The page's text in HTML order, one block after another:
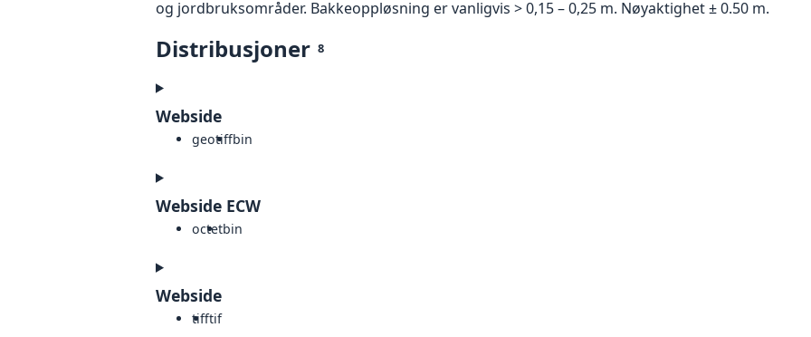
og jordbruksområder. Bakkeoppløsning er vanligvis > 0,15 – 0,25 m. Nøyaktighet ± 0.50 m.
Distribusjoner 8
Webside
geotiffbin
Webside ECW
octetbin
Webside
tifftif